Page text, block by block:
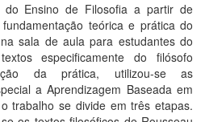
do Ensino de Filosofia a partir de
teórica e prática do
sala de aula para estudantes do
especificamente do filósofo
da prática, utilizou-se as
a Aprendizagem Baseada em
trabalho se divide em três etapas.